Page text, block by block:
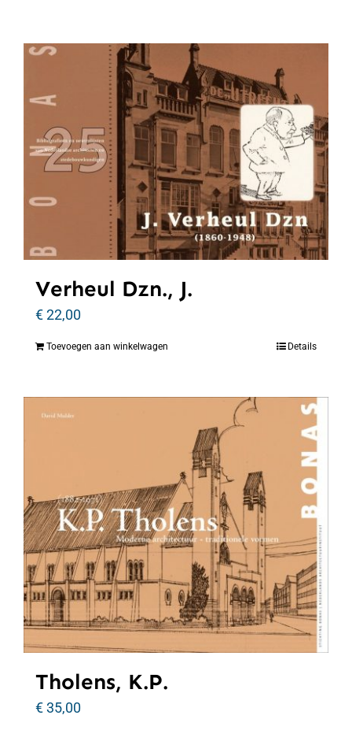
Verheul Dzn., J.
€22,00
Toevoegen aan winkelwagen Details
Tholens, K.P.
€35,00